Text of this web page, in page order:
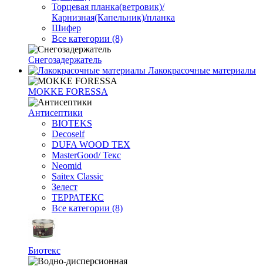
Торцевая планка(ветровик)/
Карнизная(Капельник)/планка
Шифер
Все категории (8)
Снегозадержатель
Лакокрасочные материалы
MOKKE FORESSA
Антисептики
BIOTEKS
Decoself
DUFA WOOD TEX
MasterGood/ Текс
Neomid
Saitex Classic
Зелест
ТЕРРАТЕКС
Все категории (8)
Биотекс